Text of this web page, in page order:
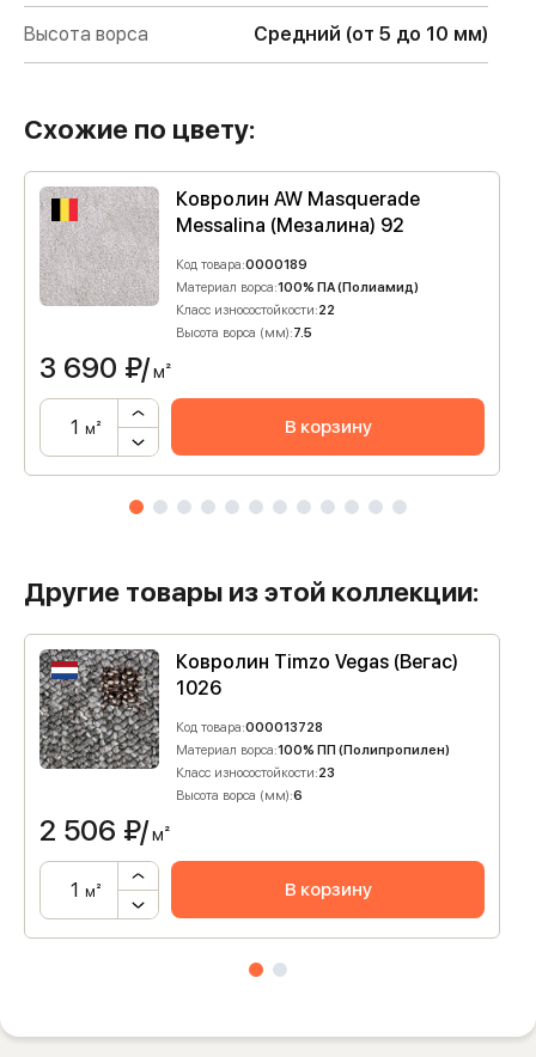
Высота ворса Средний (от 5 до 10 мм)
Схожие по цвету:
Ковролин AW Masquerade
Messalina (Мезалина) 92
Код товара:0000189
Материал ворса:100% ПА (Полиамид)
Класс износостойкости:22
Высота ворса (мм):7.5
3 690 ₽/м²
м² В корзину
Другие товары из этой коллекции:
Ковролин Timzo Vegas (Вегас)
1026
Код товара:000013728
Материал ворса:100% ПП (Полипропилен)
Класс износостойкости:23
Высота ворса (мм):6
2 506 ₽/м²
м² В корзину